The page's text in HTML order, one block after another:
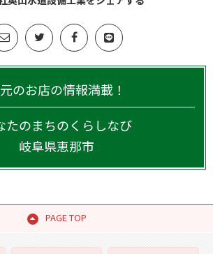
のお店の情報満載！
たのまちのくらしなび
岐阜県恵那市
PAGE TOP